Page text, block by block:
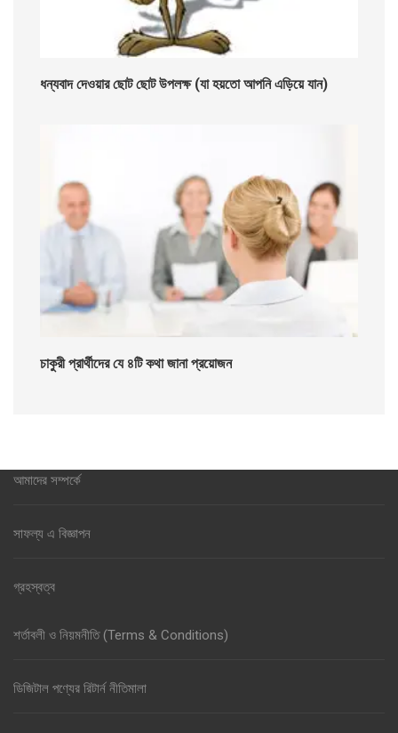
ধন্যবাদ দেওয়ার ছোট ছোট উপলক্ষ (যা হয়তো আপনি এড়িয়ে যান)
চাকুরী প্রার্থীদের যে ৪টি কথা জানা প্রয়োজন
আমাদের সম্পর্কে
সাফল্য এ বিজ্ঞাপন
গ্রহস্বত্ব
শর্তাবলী ও নিয়মনীতি (Terms & Conditions)
ডিজিটাল পণ্যের রিটার্ন নীতিমালা